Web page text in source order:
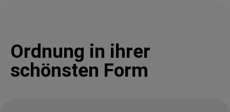
Ordnung in ihrer
schönsten Form